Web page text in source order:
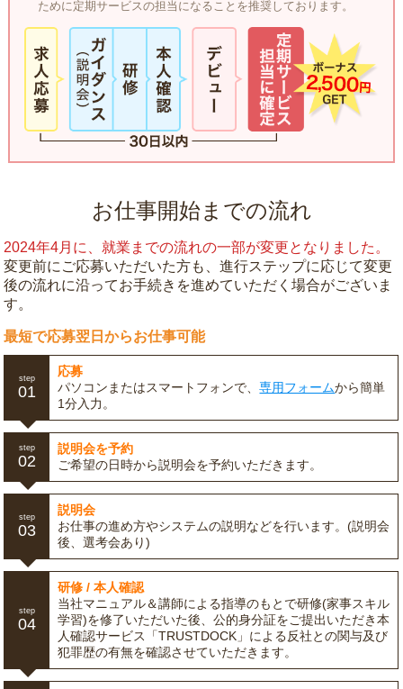
ために定期サービスの担当になることを推奨しております。
お仕事開始までの流れ
2024年4月に、就業までの流れの一部が変更となりました。
変更前にご応募いただいた方も、進行ステップに応じて変更
後の流れに沿ってお手続きを進めていただく場合がございま
す。
最短で応募翌日からお仕事可能
step
01
応募
パソコンまたはスマートフォンで、専用フォームから簡単
1分入力。
step
02
説明会を予約
ご希望の日時から説明会を予約いただきます。
step
03
説明会
お仕事の進め方やシステムの説明などを行います。(説明会
後、選考会あり)
step
04
研修 / 本人確認
当社マニュアル＆講師による指導のもとで研修(家事スキル
学習)を修了いただいた後、公的身分証をご提出いただき本
人確認サービス「TRUSTDOCK」による反社との関与及び
犯罪歴の有無を確認させていただきます。